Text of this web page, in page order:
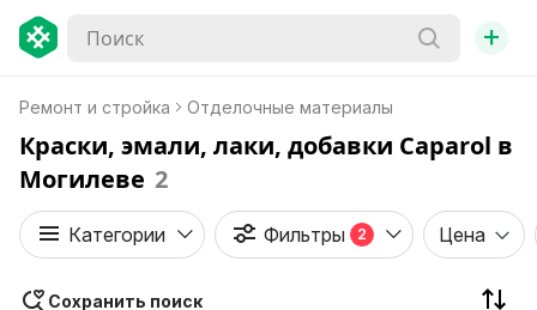
+
Ремонт и стройка Отделочные материалы
Краски, эмали, лаки, добавки Caparol в
Могилеве 2
Категории Фильтры 2 Цена
Сохранить поиск